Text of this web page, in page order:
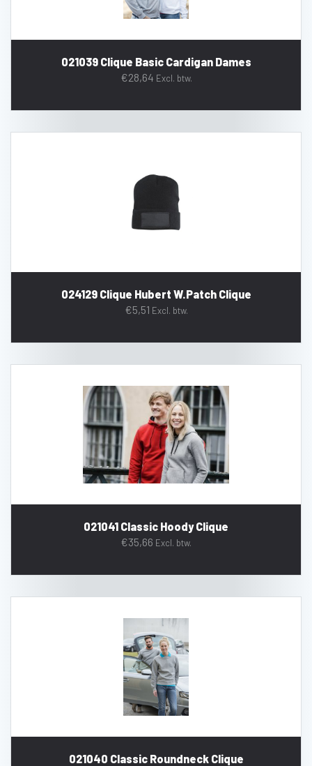
021039 Clique Basic Cardigan Dames
€28,64 Excl. btw.
024129 Clique Hubert W.Patch Clique
€5,51 Excl. btw.
021041 Classic Hoody Clique
€35,66 Excl. btw.
021040 Classic Roundneck Clique